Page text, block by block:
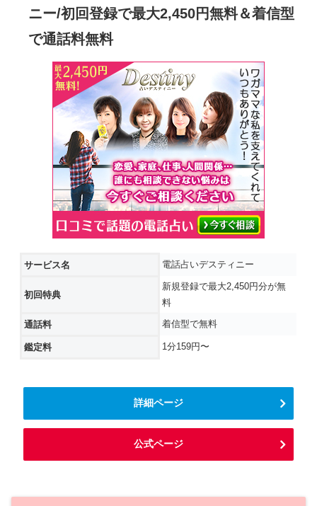
ニー/初回登録で最大2,450円無料＆着信型
で通話料無料
サービス名 電話占いデスティニー
初回特典
新規登録で最大2,450円分が無
料
通話料 着信型で無料
鑑定料 1分159円〜
詳細ページ
公式ページ